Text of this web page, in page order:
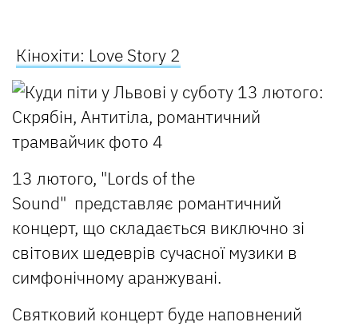
Кінохіти: Love Story 2
13 лютого, "Lords of the
Sound" представляє романтичний
концерт, що складається виключно зі
світових шедеврів сучасної музики в
симфонічному аранжувані.
Святковий концерт буде наповнений